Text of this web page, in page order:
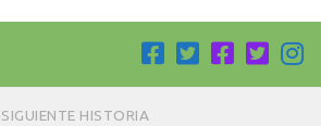
SIGUIENTE HISTORIA